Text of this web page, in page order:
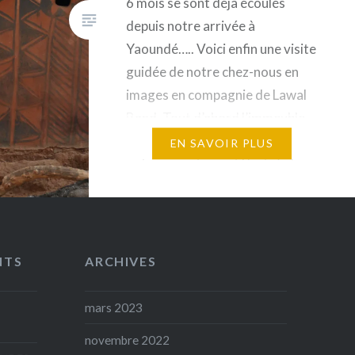
depuis notre arrivée à
Yaoundé….. Voici enfin une visite
guidée de notre chez-nous en
images en compagnie de Lawal
de l’extérieur La montée dans
notre appartement L’entrée La
EN SAVOIR PLUS
ARCHIVES
mars 2023
novembre 2022